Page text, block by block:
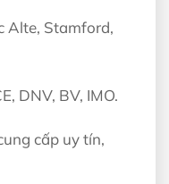
Alte, Stamford,
DNV, BV, IMO.
cấp uy tín,